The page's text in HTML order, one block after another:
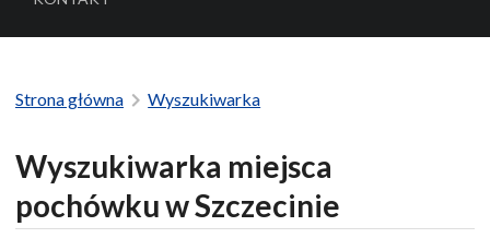
Strona główna Wyszukiwarka
Wyszukiwarka miejsca
pochówku w Szczecinie